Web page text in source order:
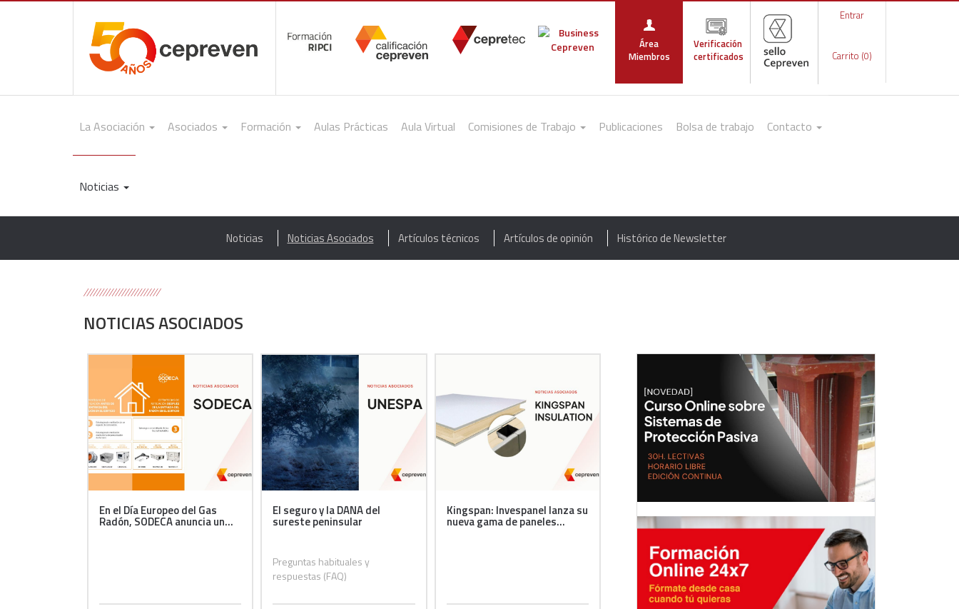
Área
Miembros
Verificación
certificados
Entrar
Carrito (0)
La Asociación Asociados Formación Aulas Prácticas Aula Virtual Comisiones de Trabajo Publicaciones Bolsa de trabajo Contacto
Noticias
Noticias Noticias Asociados Artículos técnicos Artículos de opinión Histórico de Newsletter
NOTICIAS ASOCIADOS
En el Día Europeo del Gas
Radón, SODECA anuncia un...
El seguro y la DANA del
sureste peninsular
Preguntas habituales y
respuestas (FAQ)
Kingspan: Invespanel lanza su
nueva gama de paneles...